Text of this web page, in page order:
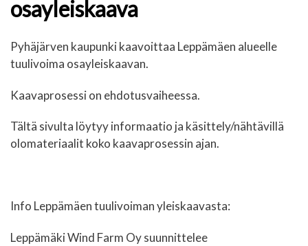
osayleiskaava
Pyhäjärven kaupunki kaavoittaa Leppämäen alueelle
tuulivoima osayleiskaavan.
Kaavaprosessi on ehdotusvaiheessa.
Tältä sivulta löytyy informaatio ja käsittely/nähtävillä
olomateriaalit koko kaavaprosessin ajan.
Info Leppämäen tuulivoiman yleiskaavasta:
Leppämäki Wind Farm Oy suunnittelee